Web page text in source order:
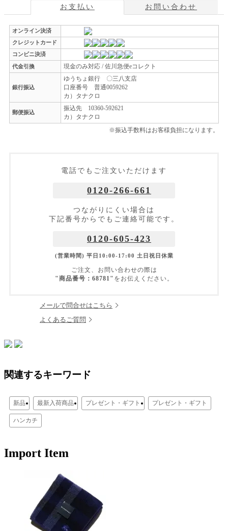
お支払い お問い合わせ
オンライン決済
クレジットカード
コンビニ決済
代金引換
現金のみ対応 / 佐川急便eコレクト
銀行振込
ゆうちょ銀行 〇三八支店
口座番号 普通0059262
カ）タナクロ
郵便振込
振込先 10360-592621
カ）タナクロ
※振込手数料はお客様負担になります。
電話でもご注文いただけます
0120-266-661
つながりにくい場合は
下記番号からでもご連絡可能です。
0120-605-423
(営業時間) 平日10:00-17:00 土日祝日休業
ご注文、お問い合わせの際は
"商品番号：68781" をお伝えください。
メールで問合せはこちら
よくあるご質問
関連するキーワード
新品 最新入荷商品 プレゼント・ギフト プレゼント・ギフト
ハンカチ
Import Item